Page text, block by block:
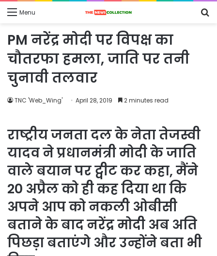
Menu
PM नरेंद्र मोदी पर विपक्ष का
चौतरफा हमला, जाति पर तनी
चुनावी तलवार
TNC 'Web_Wing' April 28, 2019 2 minutes read
राष्ट्रीय जनता दल के नेता तेजस्वी
यादव ने प्रधानमंत्री मोदी के जाति
वाले बयान पर ट्वीट कर कहा, मैंने
20 अप्रैल को ही कह दिया था कि
अपने आप को नकली ओबीसी
बताने के बाद नरेंद्र मोदी अब अति
पिछड़ा बताएंगे और उन्होंने बता भी